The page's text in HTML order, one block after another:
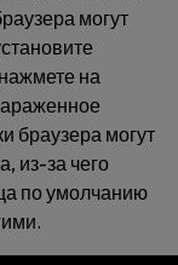
могут
на
браузера могут
из-за чего
по умолчанию